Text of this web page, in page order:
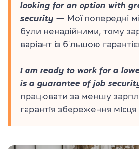
looking for an option with
security — Мої попередні
були ненадійними, тому
варіант із більшою
I am ready to work for a
is a guarantee of job
працювати за меншу
гарантія збереження місця